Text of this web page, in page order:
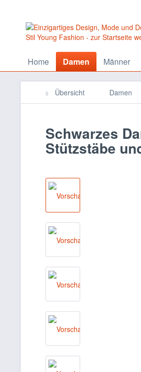
Home Damen Männer
Übersicht Damen
Schwarzes
Stützstäbe